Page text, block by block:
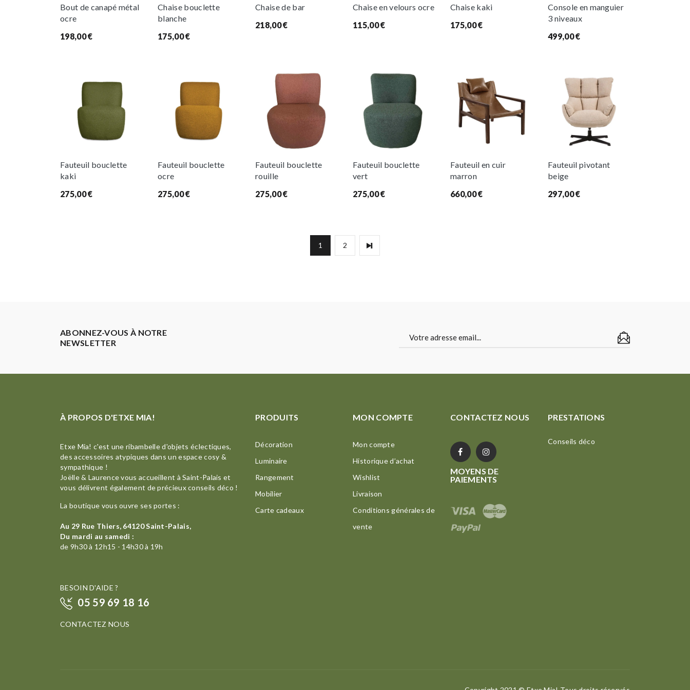
Bout de canapé métal
ocre
198,00€
Chaise bouclette
blanche
175,00€
Chaise de bar
218,00€
Chaise en velours ocre
115,00€
Chaise kaki
175,00€
Console en manguier
3 niveaux
499,00€
Fauteuil bouclette
kaki
275,00€
Fauteuil bouclette
ocre
275,00€
Fauteuil bouclette
rouille
275,00€
Fauteuil bouclette
vert
275,00€
Fauteuil en cuir
marron
660,00€
Fauteuil pivotant
beige
297,00€
1 2
ABONNEZ-VOUS À NOTRE
NEWSLETTER
À PROPOS D'ETXE MIA!
Etxe Mia! c'est une ribambelle d'objets éclectiques,
des accessoires atypiques dans un espace cosy &
sympathique !
Joëlle & Laurence vous accueillent à Saint-Palais et
vous délivrent également de précieux conseils déco !
La boutique vous ouvre ses portes :
Au 29 Rue Thiers, 64120 Saint-Palais,
Du mardi au samedi :
de 9h30 à 12h15 - 14h30 à 19h
BESOIN D'AIDE ?
05 59 69 18 16
CONTACTEZ NOUS
PRODUITS
Décoration
Luminaire
Rangement
Mobilier
Carte cadeaux
MON COMPTE
Mon compte
Historique d’achat
Wishlist
Livraison
Conditions générales de
vente
CONTACTEZ NOUS
MOYENS DE
PAIEMENTS
PRESTATIONS
Conseils déco